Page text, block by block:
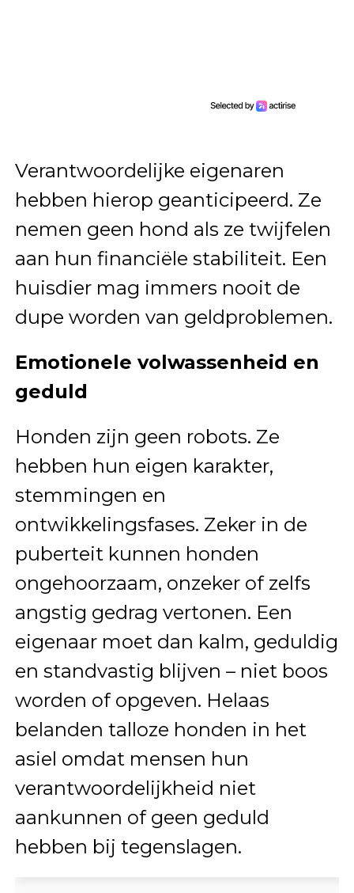
Verantwoordelijke eigenaren
hebben hierop geanticipeerd. Ze
nemen geen hond als ze twijfelen
aan hun financiële stabiliteit. Een
huisdier mag immers nooit de
dupe worden van geldproblemen.
Emotionele volwassenheid en
geduld
Honden zijn geen robots. Ze
hebben hun eigen karakter,
stemmingen en
ontwikkelingsfases. Zeker in de
puberteit kunnen honden
ongehoorzaam, onzeker of zelfs
angstig gedrag vertonen. Een
eigenaar moet dan kalm, geduldig
en standvastig blijven – niet boos
worden of opgeven. Helaas
belanden talloze honden in het
asiel omdat mensen hun
verantwoordelijkheid niet
aankunnen of geen geduld
hebben bij tegenslagen.